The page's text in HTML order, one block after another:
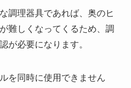
調理器具であれば、奥のヒ
難しくなってくるため、調
が必要になります。
を同時に使用できません